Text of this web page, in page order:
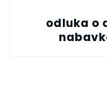
odluka o